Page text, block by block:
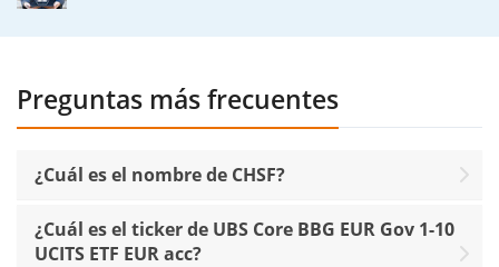
Preguntas más frecuentes
¿Cuál es el nombre de CHSF?
¿Cuál es el ticker de UBS Core BBG EUR Gov 1-10
UCITS ETF EUR acc?